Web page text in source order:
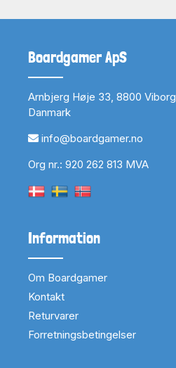
Boardgamer ApS
Arnbjerg Høje 33, 8800 Viborg
Danmark
info@boardgamer.no
Org nr.: 920 262 813 MVA
Information
Om Boardgamer
Kontakt
Returvarer
Forretningsbetingelser